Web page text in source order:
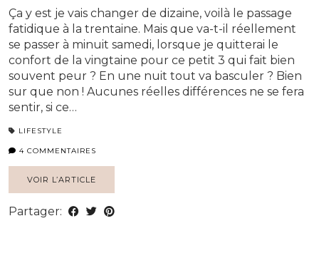
Ça y est je vais changer de dizaine, voilà le passage
fatidique à la trentaine. Mais que va-t-il réellement
se passer à minuit samedi, lorsque je quitterai le
confort de la vingtaine pour ce petit 3 qui fait bien
souvent peur ? En une nuit tout va basculer ? Bien
sur que non ! Aucunes réelles différences ne se fera
sentir, si ce…
LIFESTYLE
4 COMMENTAIRES
VOIR L’ARTICLE
Partager: